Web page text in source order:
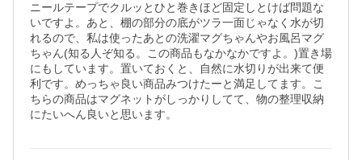
ニールテープでクルッとひと巻きほど固定しとけば問題な
いですよ。あと、棚の部分の底がツラ一面じゃなく水が切
れるので、私は使ったあとの洗濯マグちゃんやお風呂マグ
ちゃん(知る人ぞ知る。この商品もなかなかですよ。)置き場
にもしています。置いておくと、自然に水切りが出来て便
利です。めっちゃ良い商品みつけたーと満足してます。こ
ちらの商品はマグネットがしっかりしてて、物の整理収納
にたいへん良いと思います。